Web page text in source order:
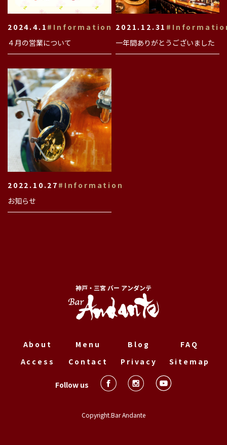
2024.4.1 #Information
４月の営業について
2021.12.31
一年間ありがとうございました
2022.10.27 #Information
お知らせ
神戸・三宮 バー アンダンテ
About Menu Blog
FAQ
Access
Contact Privacy Sitemap
Follow us
Copyright.Bar Andante